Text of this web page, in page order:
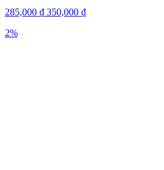
285,000 ₫ 350,000 ₫
2%